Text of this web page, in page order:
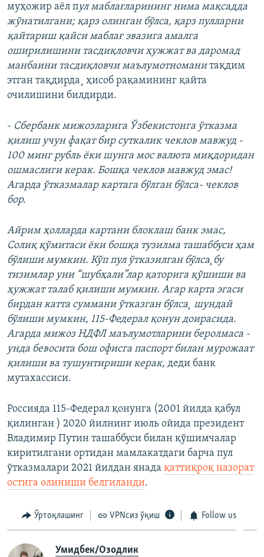
муҳожир аëл пул маблағларининг нима мақсадда
жўнатилгани;​ қарз олинган бўлса, қарз пулларни
қайтариш қайси маблағ эвазига амалга
оширилишини тасдиқловчи ҳужжат ва ​даромад
манбаини тасдиқловчи маълумотноманитақдим
этган тақдирда¸ ҳисоб рақамининг қайта
очилишини билдирди.
- Сбербанк мижозларига Ўзбекистонга ўтказма
қилиш учун фақат бир суткалик чеклов мавжуд -
100 минг рубль ëки шунга мос валюта миқдоридан
ошмаслиги керак. Бошқа чеклов мавжуд эмас!
Агарда ўтказмалар картага бўлган бўлса- чеклов
бор.
Айрим ҳолларда картани блоклаш банк эмас,
Солиқ қўмитаси ёки бошқа тузилма ташаббуси ҳам
бўлиши мумкин. Кўп пул ўтказилган бўлса¸бу
тизимлар уни “шубҳали”лар қаторига қўшиши ва
ҳужжат талаб қилиши мумкин. Агар карта эгаси
бирдан катта суммани ўтказган бўлса¸ шундай
бўлиши мумкин, 115-Федерал қонун доирасида.
Агарда мижоз НДФЛ маълумотларини беролмаса -
унда бевосита бош офисга паспорт билан мурожаат
қилиши ва тушунтириши керак, деди банк
мутахассиси.
Россияда 115-Федерал қонунга (2001 йилда қабул
қилинган ) 2020 йилнинг июль ойида президент
Владимир Путин ташаббуси билан қўшимчалар
киритилгани ортидан мамлакатдаги барча пул
ўтказмалари 2021 йилдан янада қаттиқроқ назорат
остига олиниши белгиланди.
Ўртоқлашинг VPNсиз ўқиш Follow us
Умидбек/Озодлик